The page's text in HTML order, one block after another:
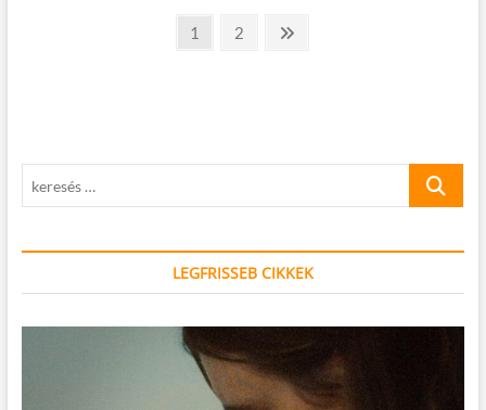
oldal
1 oldal
2
keresés
LEGFRISSEB CIKKEK